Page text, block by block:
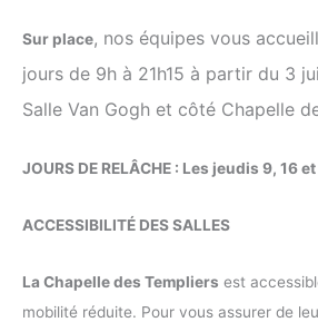
Sur place, nos équipes vous
jours de 9h à 21h15 à partir du 3
Salle Van Gogh et côté Chapelle
JOURS DE RELÂCHE : Les jeudis 9, 16
ACCESSIBILITÉ DES SALLES
La Chapelle des Templiers est
mobilité réduite. Pour vous assurer de